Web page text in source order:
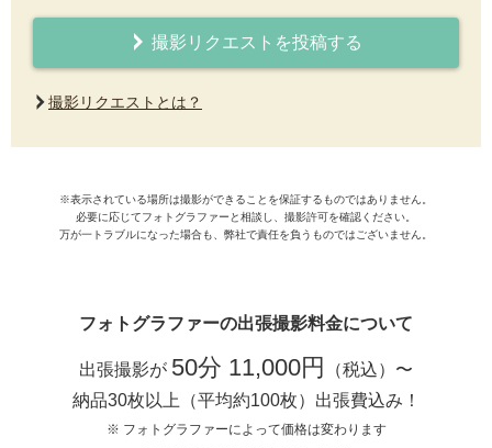
撮影リクエストを投稿する
撮影リクエストとは？
※表示されている場所は撮影ができることを保証するものではありません。
必要に応じてフォトグラファーと相談し、撮影許可を確認ください。
万が一トラブルになった場合も、弊社で責任を負うものではございません。
フォトグラファーの出張撮影料金について
出張撮影が 50分 11,000円
（税込）〜
納品30枚以上（平均約100枚）出張費込み！
※ フォトグラファーによって価格は変わります